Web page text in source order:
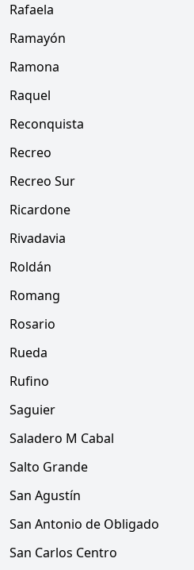
Rafaela
Ramayón
Ramona
Raquel
Reconquista
Recreo
Recreo Sur
Ricardone
Rivadavia
Roldán
Romang
Rosario
Rueda
Rufino
Saguier
Saladero M Cabal
Salto Grande
San Agustín
San Antonio de Obligado
San Carlos Centro